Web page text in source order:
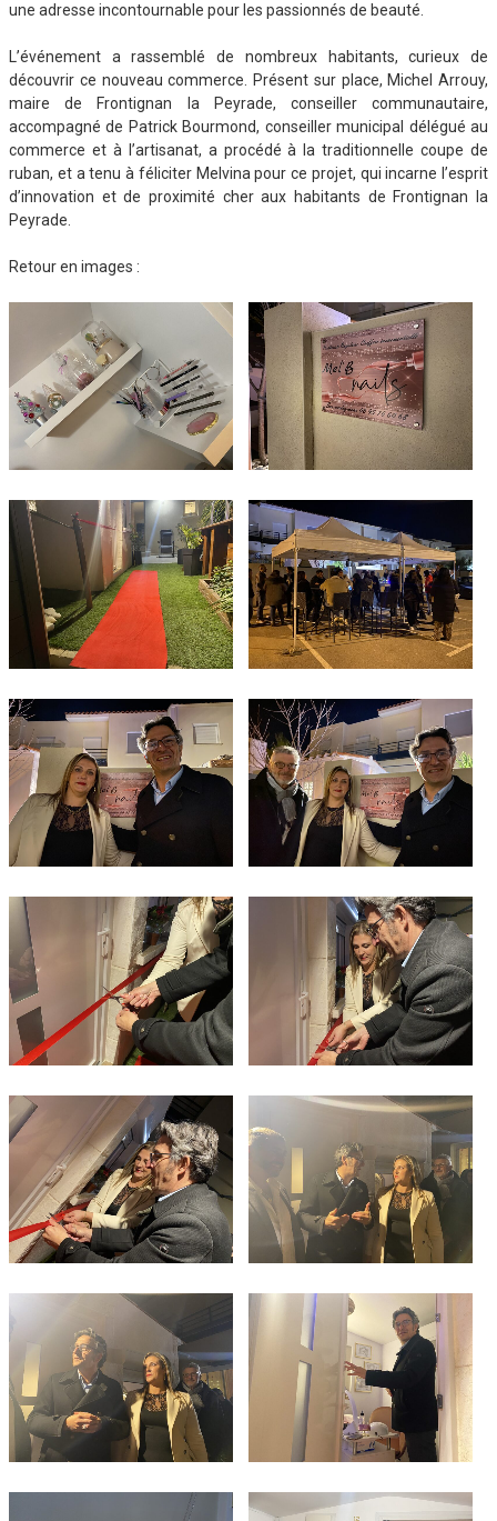
une adresse incontournable pour les passionnés de beauté.
L’événement a rassemblé de nombreux habitants, curieux de
découvrir ce nouveau commerce. Présent sur place, Michel Arrouy,
maire de Frontignan la Peyrade, conseiller communautaire,
accompagné de Patrick Bourmond, conseiller municipal délégué au
commerce et à l’artisanat, a procédé à la traditionnelle coupe de
ruban, et a tenu à féliciter Melvina pour ce projet, qui incarne l’esprit
d’innovation et de proximité cher aux habitants de Frontignan la
Peyrade.
Retour en images :